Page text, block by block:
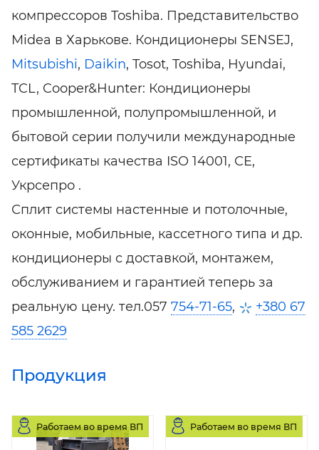
компрессоров Toshiba. Представительство
Midea в Харькове. Кондиционеры SENSEJ,
Mitsubishi, Daikin, Tosot, Toshiba, Hyundai,
TCL, Cooper&Hunter: Кондиционеры
промышленной, полупромышленной, и
бытовой серии получили международные
сертификаты качества ISO 14001, СЕ,
Укрсепро .
Сплит системы настенные и потолочные,
оконные, мобильные, кассетного типа и др.
кондиционеры с доставкой, монтажем,
обслуживанием и гарантией теперь за
реальную цену. тел.057 754-71-65,
+380 67
585 2629
Продукция
Работаем во время ВП Работаем во время ВП